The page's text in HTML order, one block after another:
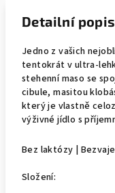
Detailní
Jedno z vašich
tentokrát v ultra-
stehenní maso se
cibule, masitou
který je vlastně
výživné jídlo s
Bez laktózy |
Složení: